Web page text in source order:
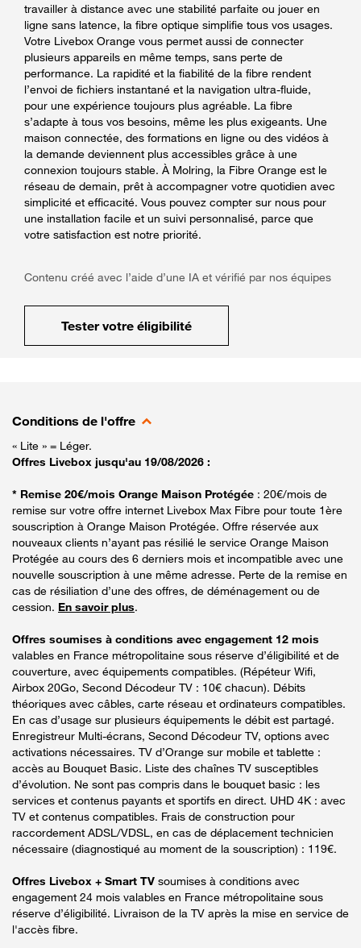
travailler à distance avec une stabilité parfaite ou jouer en
ligne sans latence, la fibre optique simplifie tous vos usages.
Votre Livebox Orange vous permet aussi de connecter
plusieurs appareils en même temps, sans perte de
performance. La rapidité et la fiabilité de la fibre rendent
l’envoi de fichiers instantané et la navigation ultra-fluide,
pour une expérience toujours plus agréable. La fibre
s’adapte à tous vos besoins, même les plus exigeants. Une
maison connectée, des formations en ligne ou des vidéos à
la demande deviennent plus accessibles grâce à une
connexion toujours stable. À Molring, la Fibre Orange est le
réseau de demain, prêt à accompagner votre quotidien avec
simplicité et efficacité. Vous pouvez compter sur nous pour
une installation facile et un suivi personnalisé, parce que
votre satisfaction est notre priorité.
Contenu créé avec l’aide d’une IA et vérifié par nos équipes
Tester votre éligibilité
Conditions de l'offre
« Lite » = Léger.
Offres Livebox jusqu'au 19/08/2026 :
* Remise 20€/mois Orange Maison Protégée : 20€/mois de
remise sur votre offre internet Livebox Max Fibre pour toute 1ère
souscription à Orange Maison Protégée. Offre réservée aux
nouveaux clients n’ayant pas résilié le service Orange Maison
Protégée au cours des 6 derniers mois et incompatible avec une
nouvelle souscription à une même adresse. Perte de la remise en
cas de résiliation d’une des offres, de déménagement ou de
cession. En savoir plus.
Offres soumises à conditions avec engagement 12 mois
valables en France métropolitaine sous réserve d’éligibilité et de
couverture, avec équipements compatibles. (Répéteur Wifi,
Airbox 20Go, Second Décodeur TV : 10€ chacun). Débits
théoriques avec câbles, carte réseau et ordinateurs compatibles.
En cas d’usage sur plusieurs équipements le débit est partagé.
Enregistreur Multi-écrans, Second Décodeur TV, options avec
activations nécessaires. TV d’Orange sur mobile et tablette :
accès au Bouquet Basic. Liste des chaînes TV susceptibles
d’évolution. Ne sont pas compris dans le bouquet basic : les
services et contenus payants et sportifs en direct. UHD 4K : avec
TV et contenus compatibles. Frais de construction pour
raccordement ADSL/VDSL, en cas de déplacement technicien
nécessaire (diagnostiqué au moment de la souscription) : 119€.
Offres Livebox + Smart TV soumises à conditions avec
engagement 24 mois valables en France métropolitaine sous
réserve d’éligibilité. Livraison de la TV après la mise en service de
l'accès fibre.